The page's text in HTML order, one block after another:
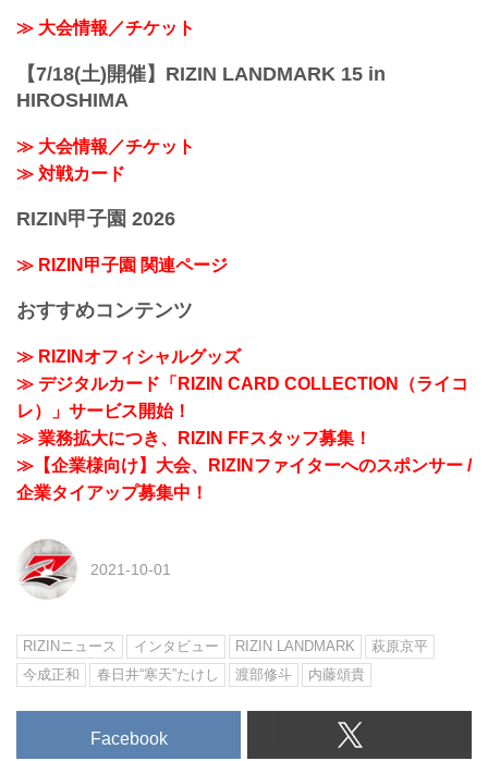
≫ 大会情報／チケット
【7/18(土)開催】RIZIN LANDMARK 15 in
HIROSHIMA
≫ 大会情報／チケット
≫ 対戦カード
RIZIN甲子園 2026
≫ RIZIN甲子園 関連ページ
おすすめコンテンツ
≫ RIZINオフィシャルグッズ
≫ デジタルカード「RIZIN CARD COLLECTION（ライコ
レ）」サービス開始！
≫ 業務拡大につき、RIZIN FFスタッフ募集！
≫【企業様向け】大会、RIZINファイターへのスポンサー /
企業タイアップ募集中！
2021-10-01
RIZINニュース インタビュー RIZIN LANDMARK
萩原京平
今成正和
春日井“寒天”たけし 渡部修斗 内藤頌貴
Facebook